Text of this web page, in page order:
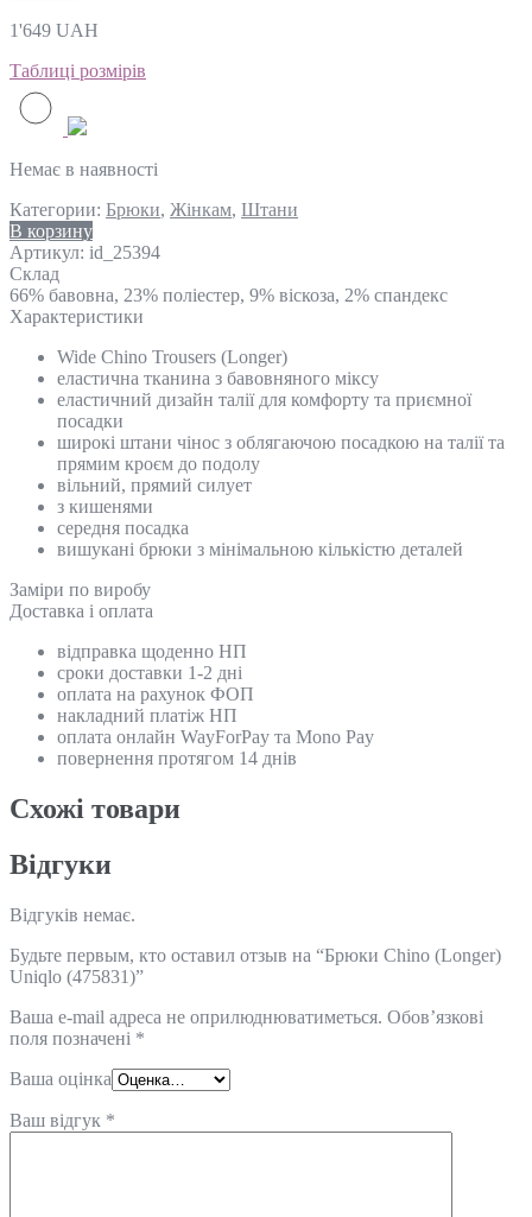
1'649 UAH
Таблиці розмірів
Немає в наявності
Категории: Брюки, Жінкам, Штани
В корзину
Артикул: id_25394
Склад
66% бавовна, 23% поліестер, 9% віскоза, 2% спандекс
Характеристики
Wide Chino Trousers (Longer)
еластична тканина з бавовняного міксу
еластичний дизайн талії для комфорту та приємної
посадки
широкі штани чінос з облягаючою посадкою на талії та
прямим кроєм до подолу
вільний, прямий силует
з кишенями
середня посадка
вишукані брюки з мінімальною кількістю деталей
Замiри по виробу
Доставка і оплата
відправка щоденно НП
сроки доставки 1-2 дні
оплата на рахунок ФОП
накладний платіж НП
оплата онлайн WayForPay та Mono Pay
повернення протягом 14 днів
Схожi товари
Відгуки
Відгуків немає.
Будьте первым, кто оставил отзыв на “Брюки Chino (Longer)
Uniqlo (475831)”
Ваша e-mail адреса не оприлюднюватиметься. Обов’язкові
поля позначені *
Ваша оцінка
Ваш відгук *